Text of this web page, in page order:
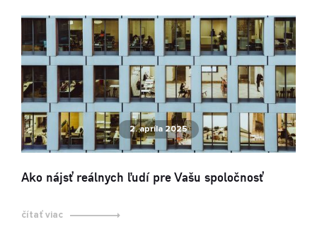
2. apríla 2025
Ako nájsť reálnych ľudí pre Vašu spoločnosť
čítať viac